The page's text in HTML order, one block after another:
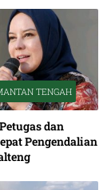
TENGAH
dan
Pengendalian